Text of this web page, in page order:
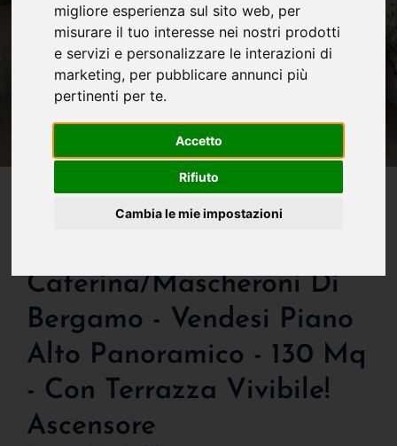
migliore esperienza sul sito web, per
misurare il tuo interesse nei nostri prodotti
e servizi e personalizzare le interazioni di
marketing, per pubblicare annunci più
pertinenti per te.
Accetto
Rifiuto
Cambia le mie impostazioni
Super Affare! Quartiere
Caterina/mascheroni Di
Bergamo - Vendesi Piano
Alto Panoramico - 130 Mq
- Con Terrazza Vivibile!
Ascensore